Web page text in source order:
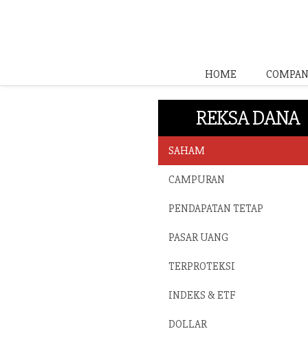
HOME
REKSA DANA
SAHAM
CAMPURAN
PENDAPATAN TETAP
PASAR UANG
TERPROTEKSI
INDEKS & ETF
DOLLAR